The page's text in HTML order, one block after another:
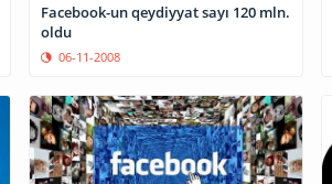
Facebook-un qeydiyyat sayı 120 mln.
oldu
06-11-2008